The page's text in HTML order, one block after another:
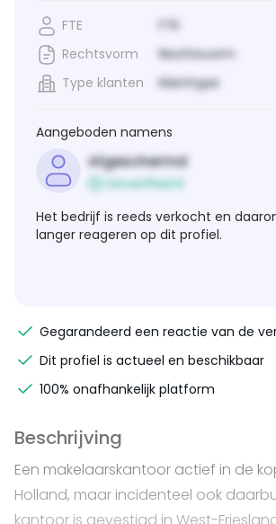
FTE
FTE
Rechtsvorm
Rechtsvorm
Type klanten
Klanttype
Aangeboden namens
Afgeschermd
Geverifieerd
Het bedrijf is reeds verkocht en
langer reageren op dit profiel.
Gegarandeerd een reactie van de
Dit profiel is actueel en beschikbaar
100% onafhankelijk platform
Beschrijving
Een makelaarskantoor actief in de
Holland, maar incidenteel ook